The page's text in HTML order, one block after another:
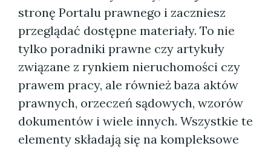
stronę Portalu prawnego i zaczniesz
przeglądać dostępne materiały. To nie
tylko poradniki prawne czy artykuły
związane z rynkiem nieruchomości czy
prawem pracy, ale również baza aktów
prawnych, orzeczeń sądowych, wzorów
dokumentów i wiele innych. Wszystkie te
elementy składają się na kompleksowe